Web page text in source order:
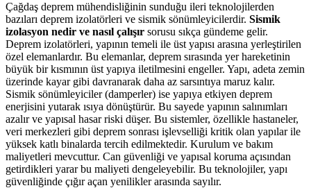
Çağdaş deprem mühendisliğinin sunduğu ileri teknolojilerden
bazıları deprem izolatörleri ve sismik sönümleyicilerdir. Sismik
izolasyon nedir ve nasıl çalışır sorusu sıkça gündeme gelir.
Deprem izolatörleri, yapının temeli ile üst yapısı arasına yerleştirilen
özel elemanlardır. Bu elemanlar, deprem sırasında yer hareketinin
büyük bir kısmının üst yapıya iletilmesini engeller. Yapı, adeta zemin
üzerinde kayar gibi davranarak daha az sarsıntıya maruz kalır.
Sismik sönümleyiciler (damperler) ise yapıya etkiyen deprem
enerjisini yutarak ısıya dönüştürür. Bu sayede yapının salınımları
azalır ve yapısal hasar riski düşer. Bu sistemler, özellikle hastaneler,
veri merkezleri gibi deprem sonrası işlevselliği kritik olan yapılar ile
yüksek katlı binalarda tercih edilmektedir. Kurulum ve bakım
maliyetleri mevcuttur. Can güvenliği ve yapısal koruma açısından
getirdikleri yarar bu maliyeti dengeleyebilir. Bu teknolojiler, yapı
güvenliğinde çığır açan yenilikler arasında sayılır.